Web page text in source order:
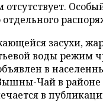
отсутствует.
отдельного
засухи,
воды режим
в
Чай в районе
в